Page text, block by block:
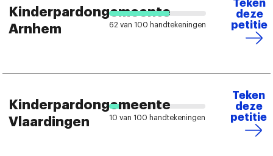
Kinderpardongemeente
Arnhem
62 van 100 handtekeningen
Teken
deze
petitie
Kinderpardongemeente
Vlaardingen
10 van 100 handtekeningen
Teken
deze
petitie